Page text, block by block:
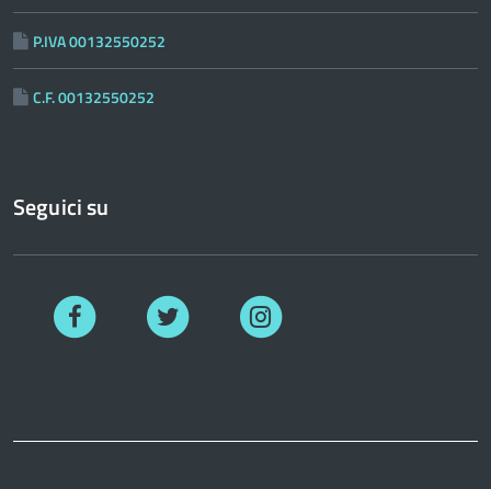
P.IVA 00132550252
C.F. 00132550252
Seguici su
Facebook